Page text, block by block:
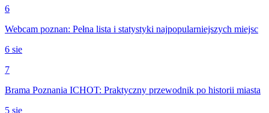
6
Webcam poznan: Pełna lista i statystyki najpopularniejszych miejsc
6 sie
7
Brama Poznania ICHOT: Praktyczny przewodnik po historii miasta
5 sie